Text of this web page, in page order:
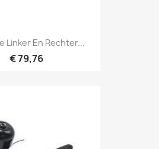
Linker En Rechter...
€ 79,76